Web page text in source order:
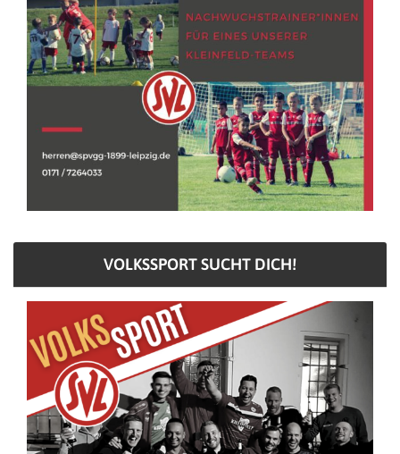
VOLKSSPORT SUCHT DICH!